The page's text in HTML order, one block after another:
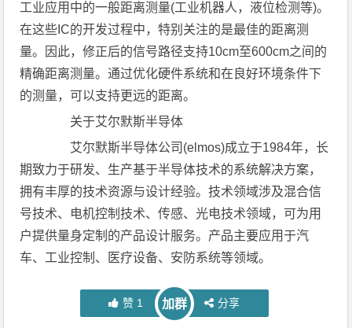
工业应用中的一般距离测量(工业机器人，液位检测等)。
在这些IC的开发过程中，特别关注的是最佳的距离测
量。因此，修正后的信号路径支持10cm至600cm之间的
精确距离测量。通过优化硬件系统和在良好环境条件下
的测量，可以支持更远的距离。
关于艾尔默斯半导体
艾尔默斯半导体公司(elmos)成立于1984年，长
期致力于研发、生产基于半导体技术的系统解决方案，
拥有丰厚的技术资源与设计经验。技术领域涉及混合信
号技术、电机控制技术、传感、光电技术领域，可为用
户提供量身定制的产品设计服务。产品主要应用于汽
车、工业控制、医疗设备、安防系统等领域。
赞 1 加群 分享